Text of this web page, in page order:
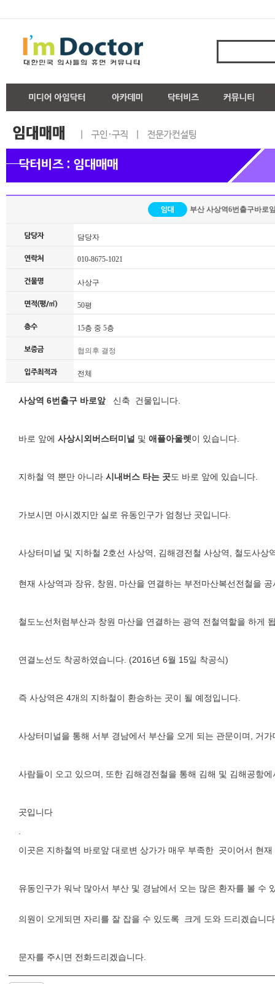
부산 사상역6번출구바로
담당자
010-8675-1021
사상구
50평
15층 중 5층
협의후 결정
전체
사상역 6번출구 바로앞 신축 건물입니다.
바로 앞에 사상시외버스터미널 및 애플아울렛이 있습니다.
지하철 역 뿐만 아니라 시내버스 타는 곳도 바로 앞에 있습니다.
가보시면 아시겠지만 실로 유동인구가 엄청난 곳입니다.
사상터미널 및 지하철 2호선 사상역, 김해경전철 사상역, 철도사상
현재 사상역과 장유, 창원, 마산을 연결하는 부전마산복선전철을
철도노선처럼부산과 창원 마산을 연결하는 광역 전철역할을 하게
연결노선도 착공하였습니다. (2016년 6월 15일 착공식)
즉 사상역은 4개의 지하철이 환승하는 곳이 될 예정입니다.
사상터미널을 통해 서부 경남에서 부산을 오게 되는 관문이며, 거
사람들이 오고 있으며, 또한 김해경전철을 통해 김해 및 김해공항
곳입니다
이곳은 지하철역 바로앞 대로변 상가가 매우 부족한 곳이어서 현
유동인구가 워낙 많아서 부산 및 경남에서 오는 많은 환자를 볼 수
의원이 오게되면 자리를 잘 잡을 수 있도록 크게 도와 드리겠습니
문자를 주시면 전화드리겠습니다.